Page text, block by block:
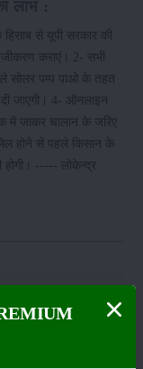
से यूपी सरकार की
कराएं। 2- सभी
सोलर पम्प पाओ के तहत
दी जाएगी। 4- ऑनलाइन
में जाकर चालान के जरिए
होने से पहले किसान के
होगी। ----- लोकेन्द्र